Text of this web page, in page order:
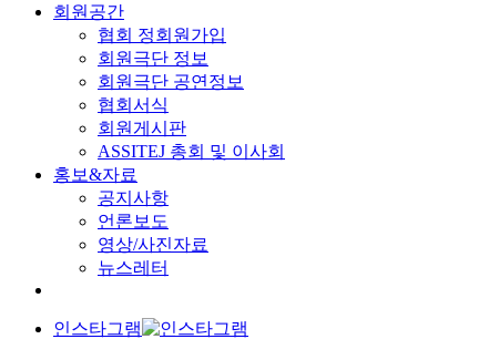
회원공간
협회 정회원가입
회원극단 정보
회원극단 공연정보
협회서식
회원게시판
ASSITEJ 총회 및 이사회
홍보&자료
공지사항
언론보도
영상/사진자료
뉴스레터
인스타그램